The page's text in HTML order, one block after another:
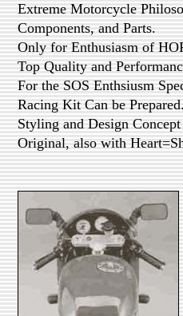
Extreme Motorcycle
Components, and Parts.
Only for Enthusiasm of
Top Quality and
For the SOS Enthsiusm
Racing Kit Can be Prepared.
Styling and Design
Original, also with